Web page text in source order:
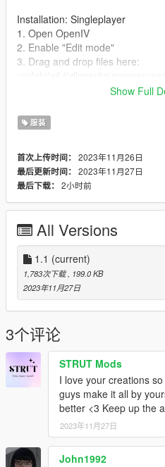
Installation: Singleplayer
1. Open OpenIV
2. Enable "Edit mode"
3. Drag and drop files here:
Installation: FiveM
* How to Stream Clothing:
custom-clothes/167805
Show Full
服装
首次上传时间： 2023年11月26日
最后更新时间： 2023年11月27日
最后下载： 2小时前
All Versions
1.1 (current)
1,783次下载 , 199.0 KB
2023年11月27日
3个评论
STRUT Mods
I love your creations
guys make it all by
better <3 Keep up the
2023年11月27日
John1992